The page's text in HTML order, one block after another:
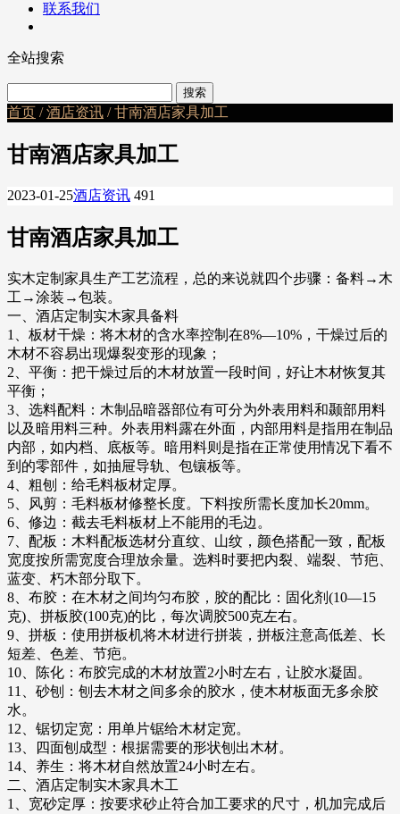
联系我们
全站搜索
首页 /酒店资讯 / 甘南酒店家具加工
甘南酒店家具加工
2023-01-25酒店资讯 491
甘南酒店家具加工
实木定制家具生产工艺流程，总的来说就四个步骤：备料→木
工→涂装→包装。
一、酒店定制实木家具备料
1、板材干燥：将木材的含水率控制在8%—10%，干燥过后的
木材不容易出现爆裂变形的现象；
2、平衡：把干燥过后的木材放置一段时间，好让木材恢复其
平衡；
3、选料配料：木制品暗器部位有可分为外表用料和颞部用料
以及暗用料三种。外表用料露在外面，内部用料是指用在制品
内部，如内档、底板等。暗用料则是指在正常使用情况下看不
到的零部件，如抽屉导轨、包镶板等。
4、粗刨：给毛料板材定厚。
5、风剪：毛料板材修整长度。下料按所需长度加长20mm。
6、修边：截去毛料板材上不能用的毛边。
7、配板：木料配板选材分直纹、山纹，颜色搭配一致，配板
宽度按所需宽度合理放余量。选料时要把内裂、端裂、节疤、
蓝变、朽木部分取下。
8、布胶：在木材之间均匀布胶，胶的配比：固化剂(10—15
克)、拼板胶(100克)的比，每次调胶500克左右。
9、拼板：使用拼板机将木材进行拼装，拼板注意高低差、长
短差、色差、节疤。
10、陈化：布胶完成的木材放置2小时左右，让胶水凝固。
11、砂刨：刨去木材之间多余的胶水，使木材板面无多余胶
水。
12、锯切定宽：用单片锯给木材定宽。
13、四面刨成型：根据需要的形状刨出木材。
14、养生：将木材自然放置24小时左右。
二、酒店定制实木家具木工
1、宽砂定厚：按要求砂止符合加工要求的尺寸，机加完成后